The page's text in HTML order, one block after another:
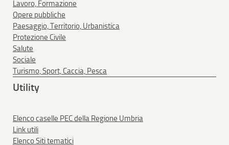
Lavoro, Formazione
Opere pubbliche
Paesaggio, Territorio, Urbanistica
Protezione Civile
Salute
Sociale
Turismo, Sport, Caccia, Pesca
Utility
Elenco caselle PEC della Regione Umbria
Link utili
Elenco Siti tematici